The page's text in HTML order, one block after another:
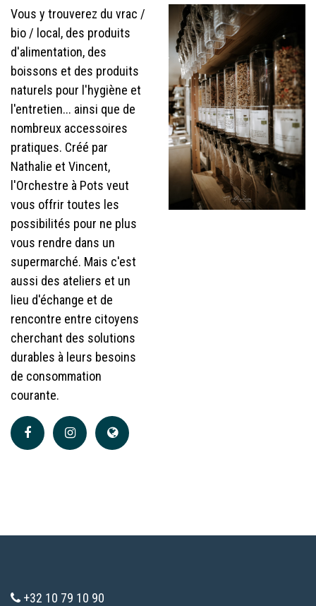
Vous y trouverez du vrac /
bio / local, des produits
d'alimentation, des
boissons et des produits
naturels pour l'hygiène et
l'entretien... ainsi que de
nombreux accessoires
pratiques. Créé par
Nathalie et Vincent,
l'Orchestre à Pots veut
vous offrir toutes les
possibilités pour ne plus
vous rendre dans un
supermarché. Mais c'est
aussi des ateliers et un
lieu d'échange et de
rencontre entre citoyens
cherchant des solutions
durables à leurs besoins
de consommation
courante.
+32 10 79 10 90